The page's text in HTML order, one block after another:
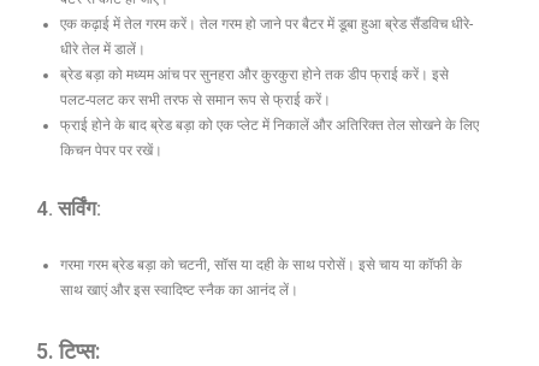
एक कढ़ाई में तेल गरम करें। तेल गरम हो जाने पर बैटर में डूबा हुआ ब्रेड सैंडविच धीरे-
धीरे तेल में डालें।
ब्रेड बड़ा को मध्यम आंच पर सुनहरा और कुरकुरा होने तक डीप फ्राई करें। इसे
पलट-पलट कर सभी तरफ से समान रूप से फ्राई करें।
फ्राई होने के बाद ब्रेड बड़ा को एक प्लेट में निकालें और अतिरिक्त तेल सोखने के लिए
किचन पेपर पर रखें।
4. सर्विंग:
गरमा गरम ब्रेड बड़ा को चटनी, सॉस या दही के साथ परोसें। इसे चाय या कॉफी के
साथ खाएं और इस स्वादिष्ट स्नैक का आनंद लें।
5. टिप्स: